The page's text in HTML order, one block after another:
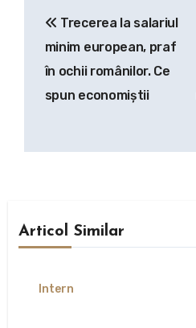
articole
Trecerea la salariul
minim european, praf
în ochii românilor. Ce
spun economiștii
Articol Similar
Intern